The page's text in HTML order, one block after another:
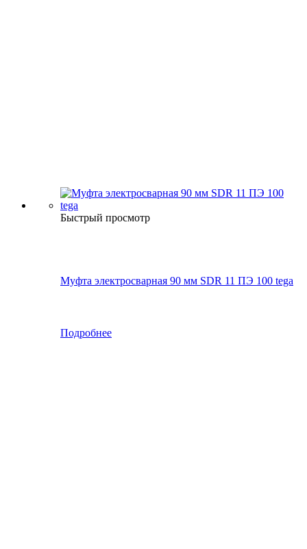
Быстрый просмотр
Муфта электросварная 90 мм SDR 11 ПЭ 100 tega
Подробнее